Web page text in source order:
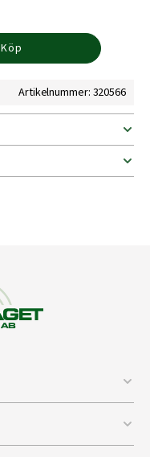
Köp
Artikelnummer: 320566